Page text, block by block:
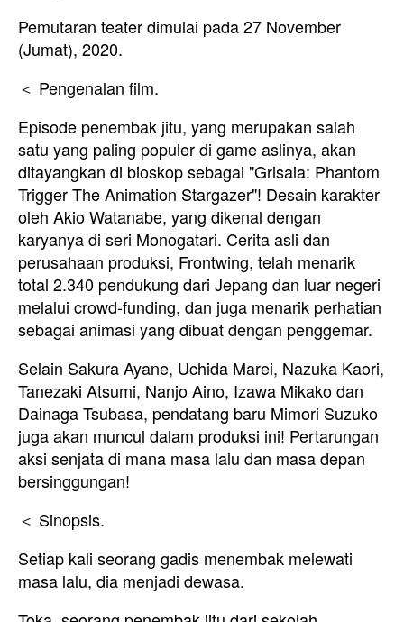
Pemutaran teater dimulai pada 27 November
(Jumat), 2020.
＜ Pengenalan film.
Episode penembak jitu, yang merupakan salah
satu yang paling populer di game aslinya, akan
ditayangkan di bioskop sebagai "Grisaia: Phantom
Trigger The Animation Stargazer"! Desain karakter
oleh Akio Watanabe, yang dikenal dengan
karyanya di seri Monogatari. Cerita asli dan
perusahaan produksi, Frontwing, telah menarik
total 2.340 pendukung dari Jepang dan luar negeri
melalui crowd-funding, dan juga menarik perhatian
sebagai animasi yang dibuat dengan penggemar.
Selain Sakura Ayane, Uchida Marei, Nazuka Kaori,
Tanezaki Atsumi, Nanjo Aino, Izawa Mikako dan
Dainaga Tsubasa, pendatang baru Mimori Suzuko
juga akan muncul dalam produksi ini! Pertarungan
aksi senjata di mana masa lalu dan masa depan
bersinggungan!
＜ Sinopsis.
Setiap kali seorang gadis menembak melewati
masa lalu, dia menjadi dewasa.